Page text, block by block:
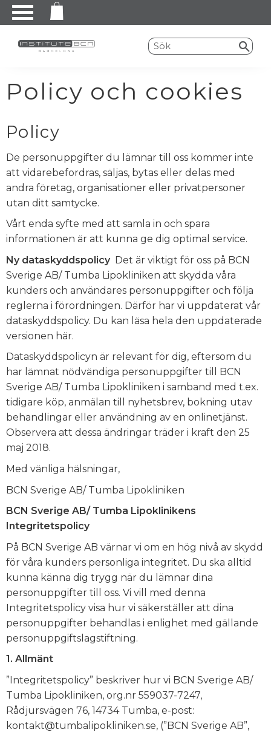
Meny
Policy och cookies
Policy
De personuppgifter du lämnar till oss kommer inte
att vidarebefordras, säljas, bytas eller delas med
andra företag, organisationer eller privatpersoner
utan ditt samtycke.
Vårt enda syfte med att samla in och spara
informationen är att kunna ge dig optimal service.
Ny dataskyddspolicy Det är viktigt för oss på BCN
Sverige AB/ Tumba Lipokliniken att skydda våra
kunders och användares personuppgifter och följa
reglerna i förordningen. Därför har vi uppdaterat vår
dataskyddspolicy. Du kan läsa hela den uppdaterade
versionen här.
Dataskyddspolicyn är relevant för dig, eftersom du
har lämnat nödvändiga personuppgifter till BCN
Sverige AB/ Tumba Lipokliniken i samband med t.ex.
tidigare köp, anmälan till nyhetsbrev, bokning utav
behandlingar eller användning av en onlinetjänst.
Observera att dessa ändringar träder i kraft den 25
maj 2018.
Med vänliga hälsningar,
BCN Sverige AB/ Tumba Lipokliniken
BCN Sverige AB/ Tumba Lipoklinikens
Integritetspolicy
På BCN Sverige AB värnar vi om en hög nivå av skydd
för våra kunders personliga integritet. Du ska alltid
kunna känna dig trygg när du lämnar dina
personuppgifter till oss. Vi vill med denna
Integritetspolicy visa hur vi säkerställer att dina
personuppgifter behandlas i enlighet med gällande
personuppgiftslagstiftning.
1. Allmänt
”Integritetspolicy” beskriver hur vi BCN Sverige AB/
Tumba Lipokliniken, org.nr 559037-7247,
Rådjursvägen 76, 14734 Tumba, e-post:
kontakt@tumbalipokliniken.se, (”BCN Sverige AB”,